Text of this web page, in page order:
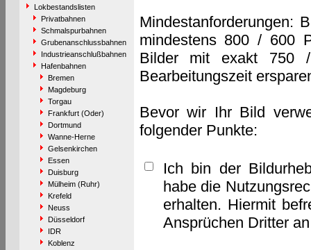
Lokbestandslisten
Privatbahnen
Schmalspurbahnen
Grubenanschlussbahnen
Industrieanschlußbahnen
Hafenbahnen
Bremen
Magdeburg
Torgau
Frankfurt (Oder)
Dortmund
Wanne-Herne
Gelsenkirchen
Essen
Duisburg
Mülheim (Ruhr)
Krefeld
Neuss
Düsseldorf
IDR
Koblenz
Mindestanforderungen:
mindestens 800 / 600
Bilder mit exakt 750
Bearbeitungszeit
Bevor wir Ihr Bild
folgender Punkte:
Ich bin der
habe die
erhalten. Hiermit
Ansprüchen Dritter